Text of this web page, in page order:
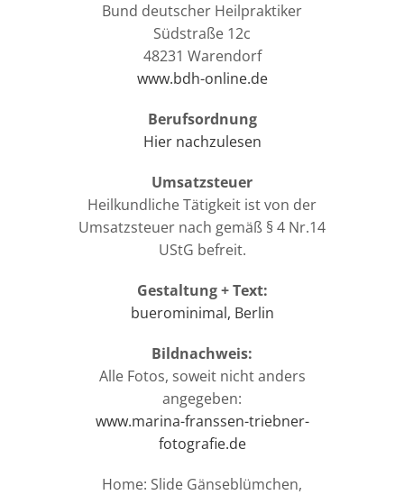
Bund deutscher Heilpraktiker
Südstraße 12c
48231 Warendorf
www.bdh-online.de
Berufsordnung
Hier nachzulesen
Umsatzsteuer
Heilkundliche Tätigkeit ist von der
Umsatzsteuer nach gemäß § 4 Nr.14
UStG befreit.
Gestaltung + Text:
buerominimal, Berlin
Bildnachweis:
Alle Fotos, soweit nicht anders
angegeben:
www.marina-franssen-triebner-
fotografie.de
Home: Slide Gänseblümchen,